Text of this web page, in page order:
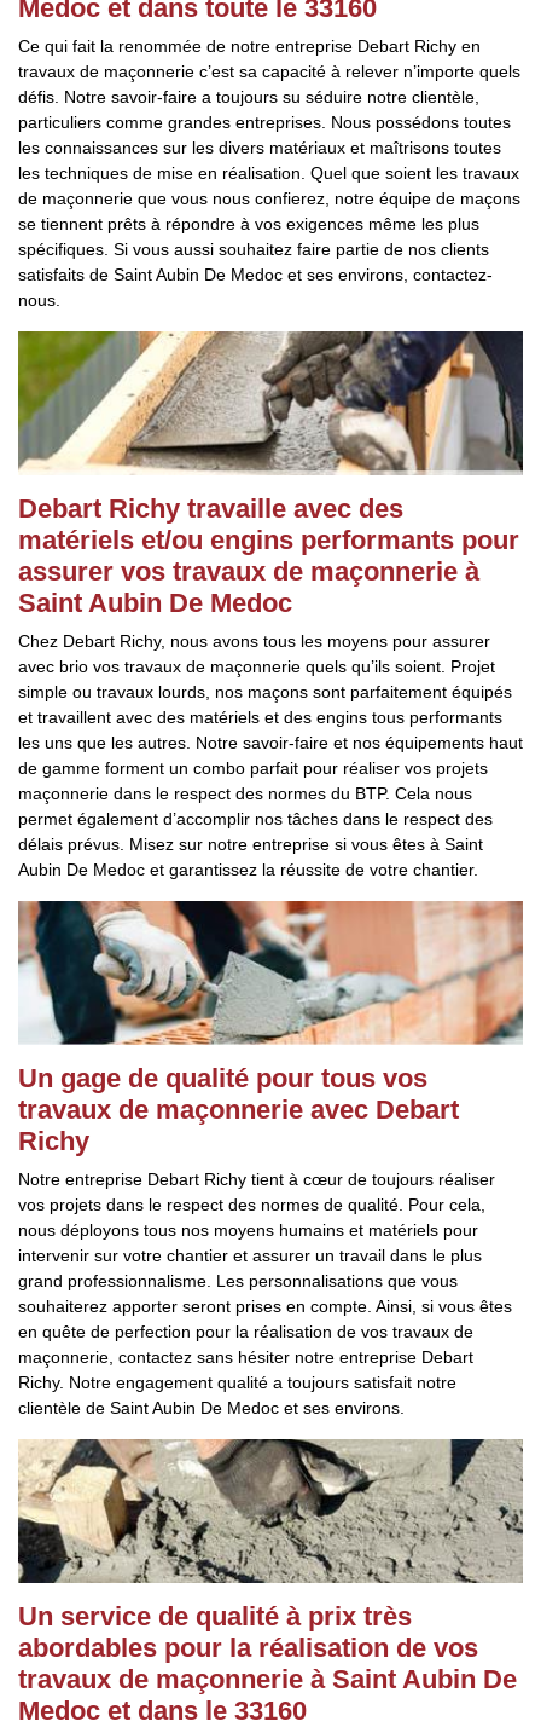
Medoc et dans toute le 33160
Ce qui fait la renommée de notre entreprise Debart Richy en
travaux de maçonnerie c’est sa capacité à relever n’importe quels
défis. Notre savoir-faire a toujours su séduire notre clientèle,
particuliers comme grandes entreprises. Nous possédons toutes
les connaissances sur les divers matériaux et maîtrisons toutes
les techniques de mise en réalisation. Quel que soient les travaux
de maçonnerie que vous nous confierez, notre équipe de maçons
se tiennent prêts à répondre à vos exigences même les plus
spécifiques. Si vous aussi souhaitez faire partie de nos clients
satisfaits de Saint Aubin De Medoc et ses environs, contactez-
nous.
Debart Richy travaille avec des
matériels et/ou engins performants pour
assurer vos travaux de maçonnerie à
Saint Aubin De Medoc
Chez Debart Richy, nous avons tous les moyens pour assurer
avec brio vos travaux de maçonnerie quels qu’ils soient. Projet
simple ou travaux lourds, nos maçons sont parfaitement équipés
et travaillent avec des matériels et des engins tous performants
les uns que les autres. Notre savoir-faire et nos équipements haut
de gamme forment un combo parfait pour réaliser vos projets
maçonnerie dans le respect des normes du BTP. Cela nous
permet également d’accomplir nos tâches dans le respect des
délais prévus. Misez sur notre entreprise si vous êtes à Saint
Aubin De Medoc et garantissez la réussite de votre chantier.
Un gage de qualité pour tous vos
travaux de maçonnerie avec Debart
Richy
Notre entreprise Debart Richy tient à cœur de toujours réaliser
vos projets dans le respect des normes de qualité. Pour cela,
nous déployons tous nos moyens humains et matériels pour
intervenir sur votre chantier et assurer un travail dans le plus
grand professionnalisme. Les personnalisations que vous
souhaiterez apporter seront prises en compte. Ainsi, si vous êtes
en quête de perfection pour la réalisation de vos travaux de
maçonnerie, contactez sans hésiter notre entreprise Debart
Richy. Notre engagement qualité a toujours satisfait notre
clientèle de Saint Aubin De Medoc et ses environs.
Un service de qualité à prix très
abordables pour la réalisation de vos
travaux de maçonnerie à Saint Aubin De
Medoc et dans le 33160